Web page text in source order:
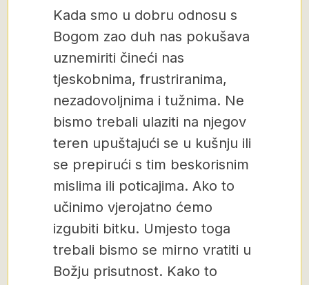
Kada smo u dobru odnosu s
Bogom zao duh nas pokušava
uznemiriti čineći nas
tjeskobnima, frustriranima,
nezadovoljnima i tužnima. Ne
bismo trebali ulaziti na njegov
teren upuštajući se u kušnju ili
se prepirući s tim beskorisnim
mislima ili poticajima. Ako to
učinimo vjerojatno ćemo
izgubiti bitku. Umjesto toga
trebali bismo se mirno vratiti u
Božju prisutnost. Kako to